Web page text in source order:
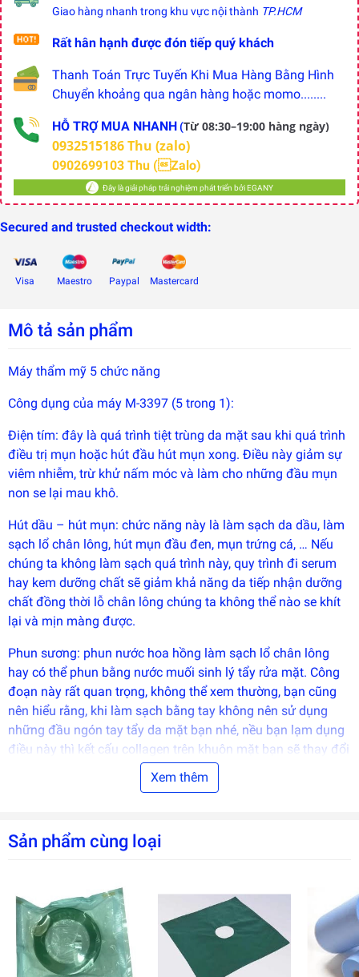
Giao hàng nhanh trong khu vực nội thành TP.HCM
Rất hân hạnh được đón tiếp quý khách
Thanh Toán Trực Tuyến Khi Mua Hàng Bằng Hình
Chuyển khoảng qua ngân hàng hoặc momo........
HỖ TRỢ MUA NHANH(Từ 08:30–19:00 hàng ngày)
0932515186 Thu (zalo)
0902699103 Thu (Zalo)
Đây là giải pháp trải nghiệm phát triển bởi EGANY
Secured and trusted checkout width:
Visa Maestro Paypal Mastercard
Mô tả sản phẩm
Máy thẩm mỹ 5 chức năng
Công dụng của máy M-3397 (5 trong 1):
Điện tím: đây là quá trình tiệt trùng da mặt sau khi quá trình
điều trị mụn hoặc hút đầu hút mụn xong. Điều này giảm sự
viêm nhiễm, trừ khử nấm móc và làm cho những đầu mụn
non se lại mau khô.
Hút dầu – hút mụn: chức năng này là làm sạch da dầu, làm
sạch lổ chân lông, hút mụn đầu đen, mụn trứng cá, … Nếu
chúng ta không làm sạch quá trình này, quy trình đi serum
hay kem dưỡng chất sẽ giảm khả năng da tiếp nhận dưỡng
chất đồng thời lỗ chân lông chúng ta không thể nào se khít
lại và mịn màng được.
Phun sương: phun nước hoa hồng làm sạch lổ chân lông
hay có thể phun bằng nước muối sinh lý tẩy rửa mặt. Công
đoạn này rất quan trọng, không thể xem thường, bạn cũng
nên hiểu rằng, khi làm sạch bằng tay không nên sử dụng
những đầu ngón tay tẩy da mặt bạn nhé, nều bạn lạm dụng
điều này thì kết cấu collagen trên khuôn mặt bạn sẽ thay đổi
ngay, da sẽ bị xấu theo thời gian.
lên vùng cần làm). Khi sử dụng đến phần này trên khuôn
Sóng siêu âm: đi dưỡng chất vào bên trong da mặt, có 3
cường độ mạnh nhẹ để đi dưỡng chất. Chính công đoạn này
quyết định da mặt bạn phục hồi hay không, điều đặc biệt là
bạn dùng dưỡng chất cho loại da thế nào, vùng nào cần đi
Xem thêm
Sản phẩm cùng loại
giải
pháp
trải
nghiệm
triển
bởi
EGANY